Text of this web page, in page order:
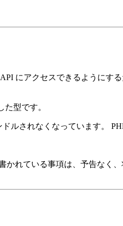
にアクセスできるようにす
た型です。
ルされなくなっています。
れている事項は、予告なく